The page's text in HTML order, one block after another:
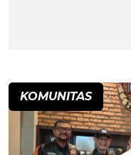
KOMUNITAS